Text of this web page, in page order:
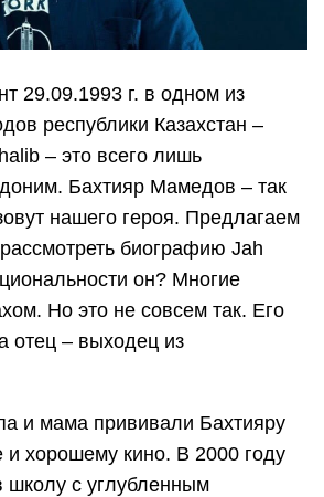
29.09.1993 г. в одном из
республики Казахстан –
– это всего лишь
Бахтияр Мамедов – так
нашего героя. Предлагаем
биографию Jah
он? Многие
Но это не совсем так. Его
отец – выходец из
и мама прививали Бахтияру
и хорошему кино. В 2000 году
школу с углубленным